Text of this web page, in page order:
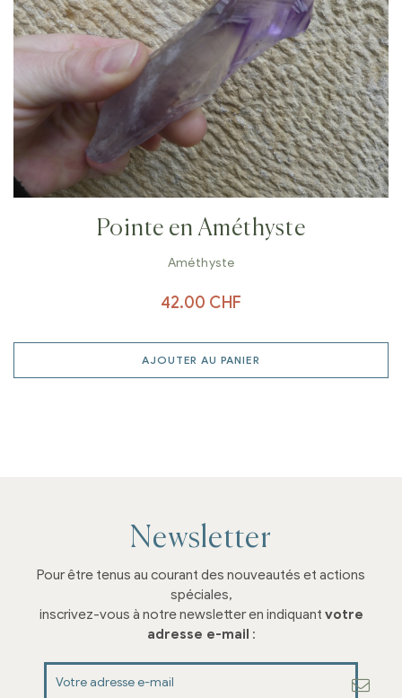
Pointe en Améthyste
Améthyste
42.00 CHF
AJOUTER AU PANIER
Newsletter
Pour être tenus au courant des nouveautés et actions
spéciales,
inscrivez-vous à notre newsletter en indiquant votre
adresse e-mail :